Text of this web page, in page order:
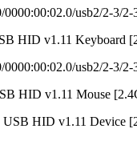
usb2/2-3/
HID v1.11 Keyboard
usb2/2-3/
HID v1.11 Mouse
HID v1.11 Device